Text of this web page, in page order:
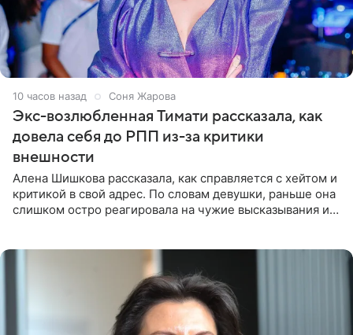
10 часов назад Соня Жарова
Экс-возлюбленная Тимати рассказала, как
довела себя до РПП из-за критики
внешности
Алена Шишкова рассказала, как справляется с хейтом и
критикой в свой адрес. По словам девушки, раньше она
слишком остро реагировала на чужие высказывания и